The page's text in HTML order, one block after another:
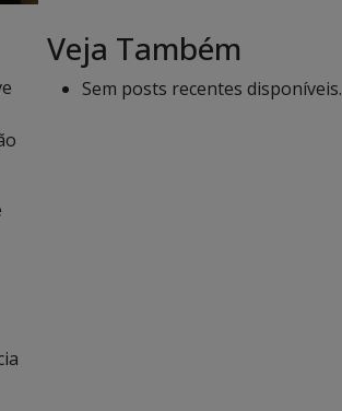
Veja Também
Sem posts recentes disponíveis.